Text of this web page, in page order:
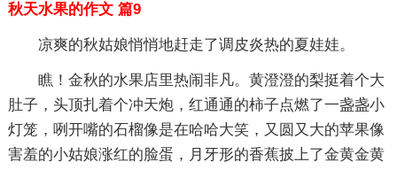
秋天水果的作文 篇9
凉爽的秋姑娘悄悄地赶走了调皮炎热的夏娃娃。
瞧！金秋的水果店里热闹非凡。黄澄澄的梨挺着个大
肚子，头顶扎着个冲天炮，红通通的柿子点燃了一盏盏小
灯笼，咧开嘴的石榴像是在哈哈大笑，又圆又大的苹果像
害羞的小姑娘涨红的脸蛋，月牙形的香蕉披上了金黄金黄